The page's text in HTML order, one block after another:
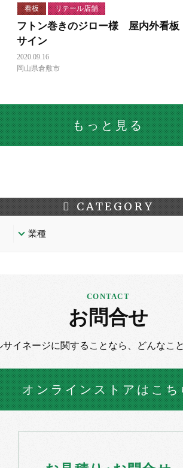
看板 リテール店舗
フトン巻きのジロー様 屋内外看板
サイン
2020.09.16
岡山県倉敷市
もっと見る
CATEGORY
業種
お問合せ
イネージに関することなら、 どんなこ
オンラインストアはこち